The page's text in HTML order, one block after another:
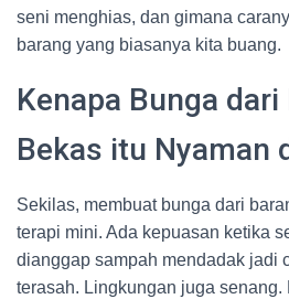
seni menghias, dan gimana
barang yang biasanya kita buang.
Kenapa Bunga dari
Bekas itu Nyaman
Sekilas, membuat bunga dari
terapi mini. Ada kepuasan ketika
dianggap sampah mendadak jadi
terasah. Lingkungan juga senang.